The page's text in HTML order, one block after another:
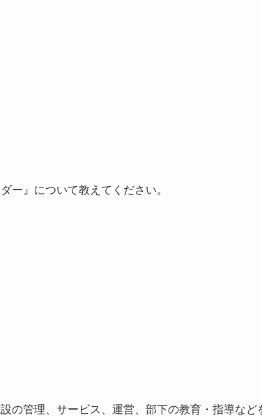
ー』について教えてください。
の管理、サービス、運営、部下の教育・指導など